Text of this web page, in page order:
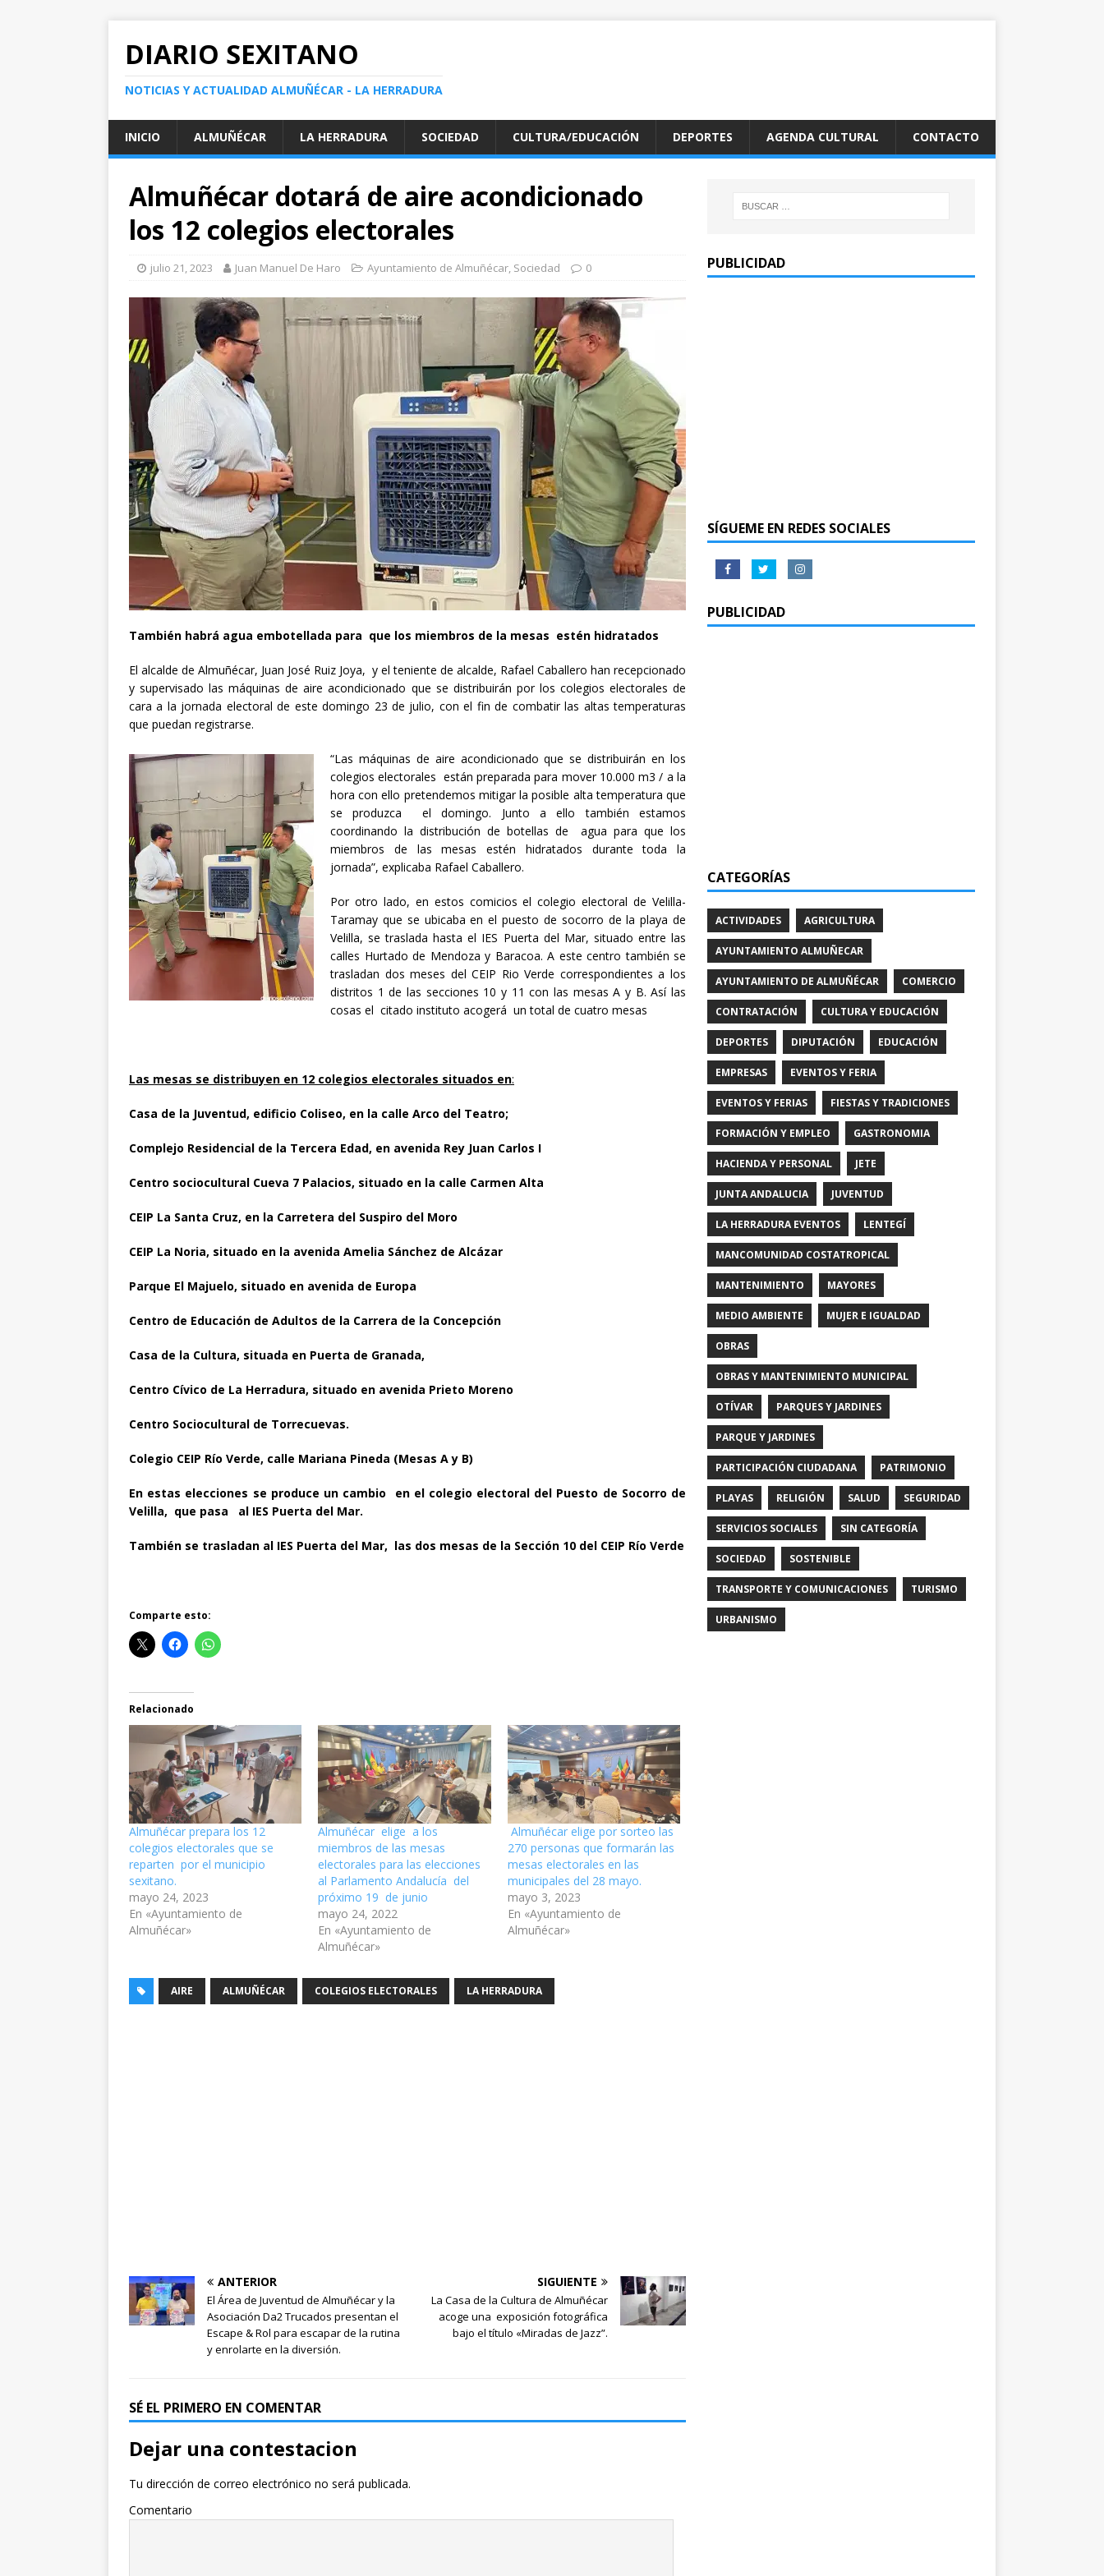
DIARIO SEXITANO
NOTICIAS Y ACTUALIDAD ALMUÑÉCAR - LA HERRADURA
INICIO ALMUÑÉCAR LA HERRADURA SOCIEDAD CULTURA/EDUCACIÓN DEPORTES AGENDA CULTURAL CONTACTO
Almuñécar dotará de aire acondicionado
los 12 colegios electorales
julio 21, 2023 Juan Manuel De Haro Ayuntamiento de Almuñécar, Sociedad 0
También habrá agua embotellada para que los miembros de la mesas estén hidratados
El alcalde de Almuñécar, Juan José Ruiz Joya, y el teniente de alcalde, Rafael Caballero han recepcionado
y supervisado las máquinas de aire acondicionado que se distribuirán por los colegios electorales de
cara a la jornada electoral de este domingo 23 de julio, con el fin de combatir las altas temperaturas
que puedan registrarse.
“Las máquinas de aire acondicionado que se distribuirán en los
colegios electorales están preparada para mover 10.000 m3 / a la
hora con ello pretendemos mitigar la posible alta temperatura que
se produzca el domingo. Junto a ello también estamos
coordinando la distribución de botellas de agua para que los
miembros de las mesas estén hidratados durante toda la
jornada”, explicaba Rafael Caballero.
Por otro lado, en estos comicios el colegio electoral de Velilla-
Taramay que se ubicaba en el puesto de socorro de la playa de
Velilla, se traslada hasta el IES Puerta del Mar, situado entre las
calles Hurtado de Mendoza y Baracoa. A este centro también se
trasladan dos meses del CEIP Rio Verde correspondientes a los
distritos 1 de las secciones 10 y 11 con las mesas A y B. Así las
cosas el citado instituto acogerá un total de cuatro mesas
Las mesas se distribuyen en 12 colegios electorales situados en:
Casa de la Juventud, edificio Coliseo, en la calle Arco del Teatro;
Complejo Residencial de la Tercera Edad, en avenida Rey Juan Carlos I
Centro sociocultural Cueva 7 Palacios, situado en la calle Carmen Alta
CEIP La Santa Cruz, en la Carretera del Suspiro del Moro
CEIP La Noria, situado en la avenida Amelia Sánchez de Alcázar
Parque El Majuelo, situado en avenida de Europa
Centro de Educación de Adultos de la Carrera de la Concepción
Casa de la Cultura, situada en Puerta de Granada,
Centro Cívico de La Herradura, situado en avenida Prieto Moreno
Centro Sociocultural de Torrecuevas.
Colegio CEIP Río Verde, calle Mariana Pineda (Mesas A y B)
En estas elecciones se produce un cambio en el colegio electoral del Puesto de Socorro de
Velilla, que pasa al IES Puerta del Mar.
También se trasladan al IES Puerta del Mar, las dos mesas de la Sección 10 del CEIP Río Verde
Comparte esto:
Relacionado
Almuñécar prepara los 12
colegios electorales que se
reparten por el municipio
sexitano.
mayo 24, 2023
En «Ayuntamiento de
Almuñécar»
Almuñécar elige a los
miembros de las mesas
electorales para las elecciones
al Parlamento Andalucía del
próximo 19 de junio
mayo 24, 2022
En «Ayuntamiento de
Almuñécar»
Almuñécar elige por sorteo las
270 personas que formarán las
mesas electorales en las
municipales del 28 mayo.
mayo 3, 2023
En «Ayuntamiento de
Almuñécar»
AIRE ALMUÑÉCAR COLEGIOS ELECTORALES LA HERRADURA
ANTERIOR
El Área de Juventud de Almuñécar y la
Asociación Da2 Trucados presentan el
Escape & Rol para escapar de la rutina
y enrolarte en la diversión.
SIGUIENTE
La Casa de la Cultura de Almuñécar
acoge una exposición fotográfica
bajo el título «Miradas de Jazz”.
SÉ EL PRIMERO EN COMENTAR
Dejar una contestacion
Tu dirección de correo electrónico no será publicada.
Comentario
PUBLICIDAD
SÍGUEME EN REDES SOCIALES
PUBLICIDAD
CATEGORÍAS
ACTIVIDADES AGRICULTURA
AYUNTAMIENTO ALMUÑECAR
AYUNTAMIENTO DE ALMUÑÉCAR COMERCIO
CONTRATACIÓN CULTURA Y EDUCACIÓN
DEPORTES DIPUTACIÓN EDUCACIÓN
EMPRESAS EVENTOS Y FERIA
EVENTOS Y FERIAS FIESTAS Y TRADICIONES
FORMACIÓN Y EMPLEO GASTRONOMIA
HACIENDA Y PERSONAL JETE
JUNTA ANDALUCIA JUVENTUD
LA HERRADURA EVENTOS LENTEGÍ
MANCOMUNIDAD COSTATROPICAL
MANTENIMIENTO MAYORES
MEDIO AMBIENTE MUJER E IGUALDAD
OBRAS
OBRAS Y MANTENIMIENTO MUNICIPAL
OTÍVAR PARQUES Y JARDINES
PARQUE Y JARDINES
PARTICIPACIÓN CIUDADANA PATRIMONIO
PLAYAS RELIGIÓN SALUD SEGURIDAD
SERVICIOS SOCIALES SIN CATEGORÍA
SOCIEDAD SOSTENIBLE
TRANSPORTE Y COMUNICACIONES TURISMO
URBANISMO